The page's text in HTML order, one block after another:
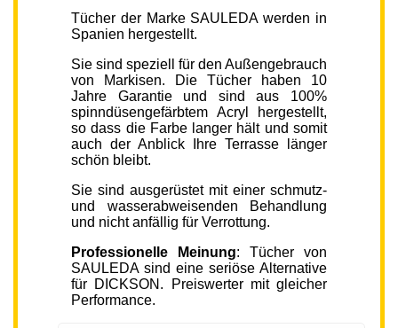
Tücher der Marke SAULEDA werden in
Spanien hergestellt.
Sie sind speziell für den Außengebrauch
von Markisen. Die Tücher haben 10
Jahre Garantie und sind aus 100%
spinndüsengefärbtem Acryl hergestellt,
so dass die Farbe langer hält und somit
auch der Anblick Ihre Terrasse länger
schön bleibt.
Sie sind ausgerüstet mit einer schmutz-
und wasserabweisenden Behandlung
und nicht anfällig für Verrottung.
Professionelle Meinung: Tücher von
SAULEDA sind eine seriöse Alternative
für DICKSON. Preiswerter mit gleicher
Performance.